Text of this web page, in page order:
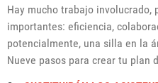
Hay mucho trabajo involucrado,
importantes: eficiencia,
potencialmente, una silla en la
Nueve pasos para crear tu plan